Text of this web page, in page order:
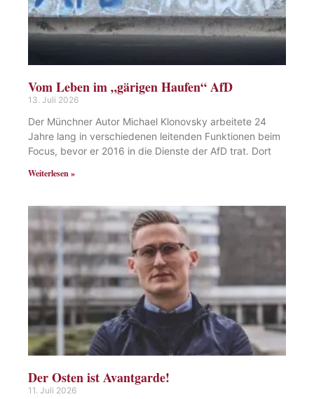
Vom Leben im „gärigen Haufen“ AfD
13. Juli 2026
Der Münchner Autor Michael Klonovsky arbeitete 24
Jahre lang in verschiedenen leitenden Funktionen beim
Focus, bevor er 2016 in die Dienste der AfD trat. Dort
Weiterlesen »
Der Osten ist Avantgarde!
11. Juli 2026